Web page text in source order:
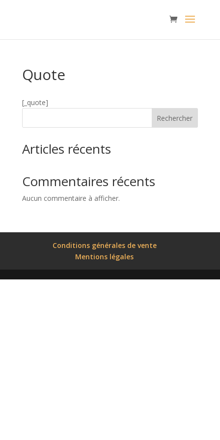
Quote
[_quote]
Rechercher
Articles récents
Commentaires récents
Aucun commentaire à afficher.
Conditions générales de vente
Mentions légales